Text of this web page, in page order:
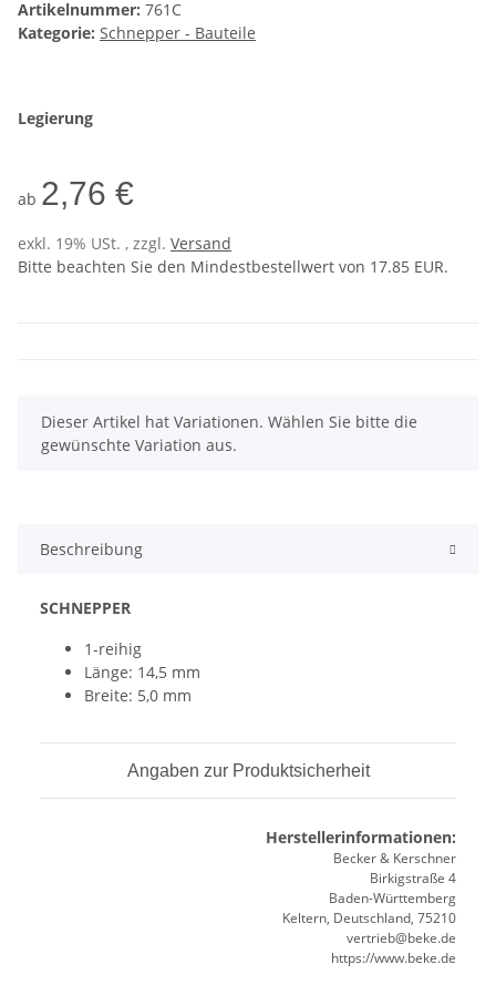
Artikelnummer: 761C
Kategorie: Schnepper - Bauteile
Legierung
ab 2,76 €
exkl. 19% USt. , zzgl. Versand
Bitte beachten Sie den Mindestbestellwert von 17.85 EUR.
x
Dieser Artikel hat Variationen. Wählen Sie bitte die
gewünschte Variation aus.
Beschreibung
SCHNEPPER
1-reihig
Länge: 14,5 mm
Breite: 5,0 mm
Angaben zur Produktsicherheit
Herstellerinformationen:
Becker & Kerschner
Birkigstraße 4
Baden-Württemberg
Keltern, Deutschland, 75210
vertrieb@beke.de
https://www.beke.de